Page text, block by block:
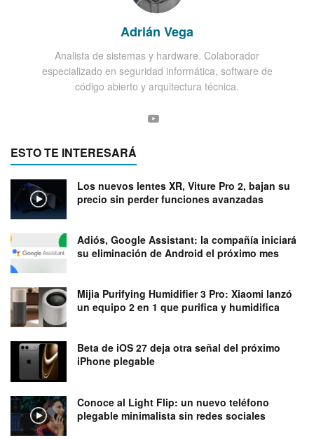
Adrián Vega
Analista de sistemas y hardware. Colaborador
especializado en seguridad informática, software de
código abierto y arquitectura técnica.
ESTO TE INTERESARÁ
Los nuevos lentes XR, Viture Pro 2, bajan su
precio sin perder funciones avanzadas
Adiós, Google Assistant: la compañía iniciará
su eliminación de Android el próximo mes
Mijia Purifying Humidifier 3 Pro: Xiaomi lanzó
un equipo 2 en 1 que purifica y humidifica
Beta de iOS 27 deja otra señal del próximo
iPhone plegable
Conoce al Light Flip: un nuevo teléfono
plegable minimalista sin redes sociales